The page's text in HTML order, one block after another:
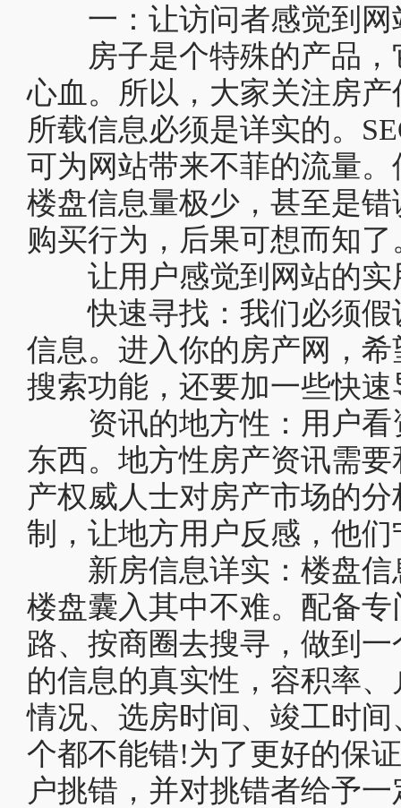
一：让访问者感觉到网
房子是个特殊的产品，
心血。所以，大家关注房
所载信息必须是详实的。
可为网站带来不菲的流量
楼盘信息量极少，甚至是
购买行为，后果可想而知了
让用户感觉到网站的实
快速寻找：我们必须假
信息。进入你的房产网，
搜索功能，还要加一些快
资讯的地方性：用户看
东西。地方性房产资讯需
产权威人士对房产市场的
制，让地方用户反感，他
新房信息详实：楼盘信
楼盘囊入其中不难。配备
路、按商圈去搜寻，做到
的信息的真实性，容积率
情况、选房时间、竣工时
个都不能错!为了更好的保
户挑错，并对挑错者给予